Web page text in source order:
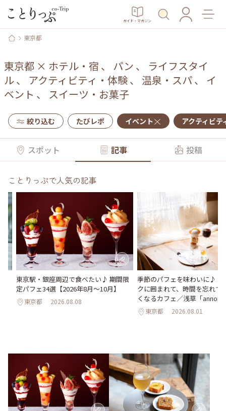
ガイド・マガジン
東京都
東京都 × ホテル・宿 、 パン 、 ライフスタイ
ル、 アクティビティ・体験、 温泉・スパ、 イ
ベント 、 スイーツ・お菓子
絞り込む たびレポ イベント アクティビテ
スポット 記事 投稿
ことりっぷで人気の記事
東京駅・銀座周辺で食べたい♪ 期間限
定パフェ34選【2026年8月～10月】
東京都 2026.08.08
季節のパフェを味わいに♪ ア
クに囲まれて、時間を忘れて
くなるカフェ／浅草「
東京都 2026.08.01